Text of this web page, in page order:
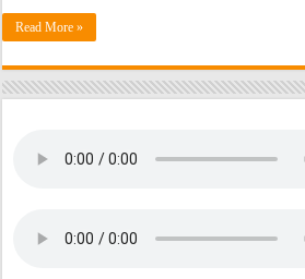
Read More »